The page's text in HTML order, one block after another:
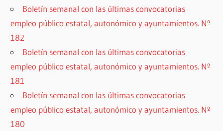
Boletín semanal con las últimas convocatorias
empleo público estatal, autonómico y ayuntamientos. Nº
182
Boletín semanal con las últimas convocatorias
empleo público estatal, autonómico y ayuntamientos. Nº
181
Boletín semanal con las últimas convocatorias
empleo público estatal, autonómico y ayuntamientos. Nº
180